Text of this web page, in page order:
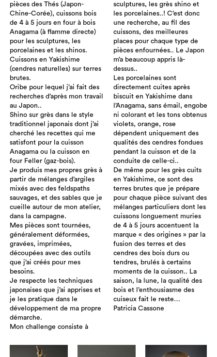
pièces des Thés (Japon-
Chine-Corée), cuissons bois
de 4 à 5 jours en four à bois
Anagama (à flamme directe)
pour les sculptures, les
porcelaines et les shinos.
Cuissons en Yakishime
(cendres naturelles) sur terres
brutes.
Oribe pour lequel j’ai fait des
recherches d’après mon travail
au Japon..
Shino sur grès dans le style
traditionnel japonais dont j’ai
cherché les recettes qui me
satisfont pour la cuisson
Anagama ou la cuisson en
four Feller (gaz-bois).
Je produis mes propres grès à
partir de mélanges d’argiles
mixés avec des feldspaths
sauvages, et des sables que je
cueille autour de mon atelier,
dans la campagne.
Mes pièces sont tournées,
généralement déformées,
gravées, imprimées,
découpées avec des outils
que j’ai créés pour mes
besoins.
Je respecte les techniques
japonaises que j’ai apprises et
je les pratique dans le
développement de ma propre
démarche.
Mon challenge consiste à
sculptures, les grès shino et
les porcelaines..! C’est donc
une recherche, au fil des
cuissons, des meilleures
places pour chaque type de
pièces enfournées.. Le Japon
m’a beaucoup appris là-
dessus..
Les porcelaines sont
directement cuites après
biscuit en Yakishime dans
l’Anagama, sans émail, engobe
ni colorant et les tons obtenus
violets, orange, rose
dépendent uniquement des
qualités des cendres fondues
pendant la cuisson et de la
conduite de celle-ci..
De même pour les grès cuits
en Yakishime, ce sont des
terres brutes que je prépare
pour chaque pièce suivant des
mélanges particuliers dont les
cuissons longuement muries
de 4 à 5 jours accentuent la
marque « des origines » par la
fusion des terres et des
cendres des bois durs ou
tendres, brulés à certains
moments de la cuisson.. La
saison, la lune, la qualité des
bois et l’enthousiasme des
cuiseux fait le reste…
Patricia Cassone